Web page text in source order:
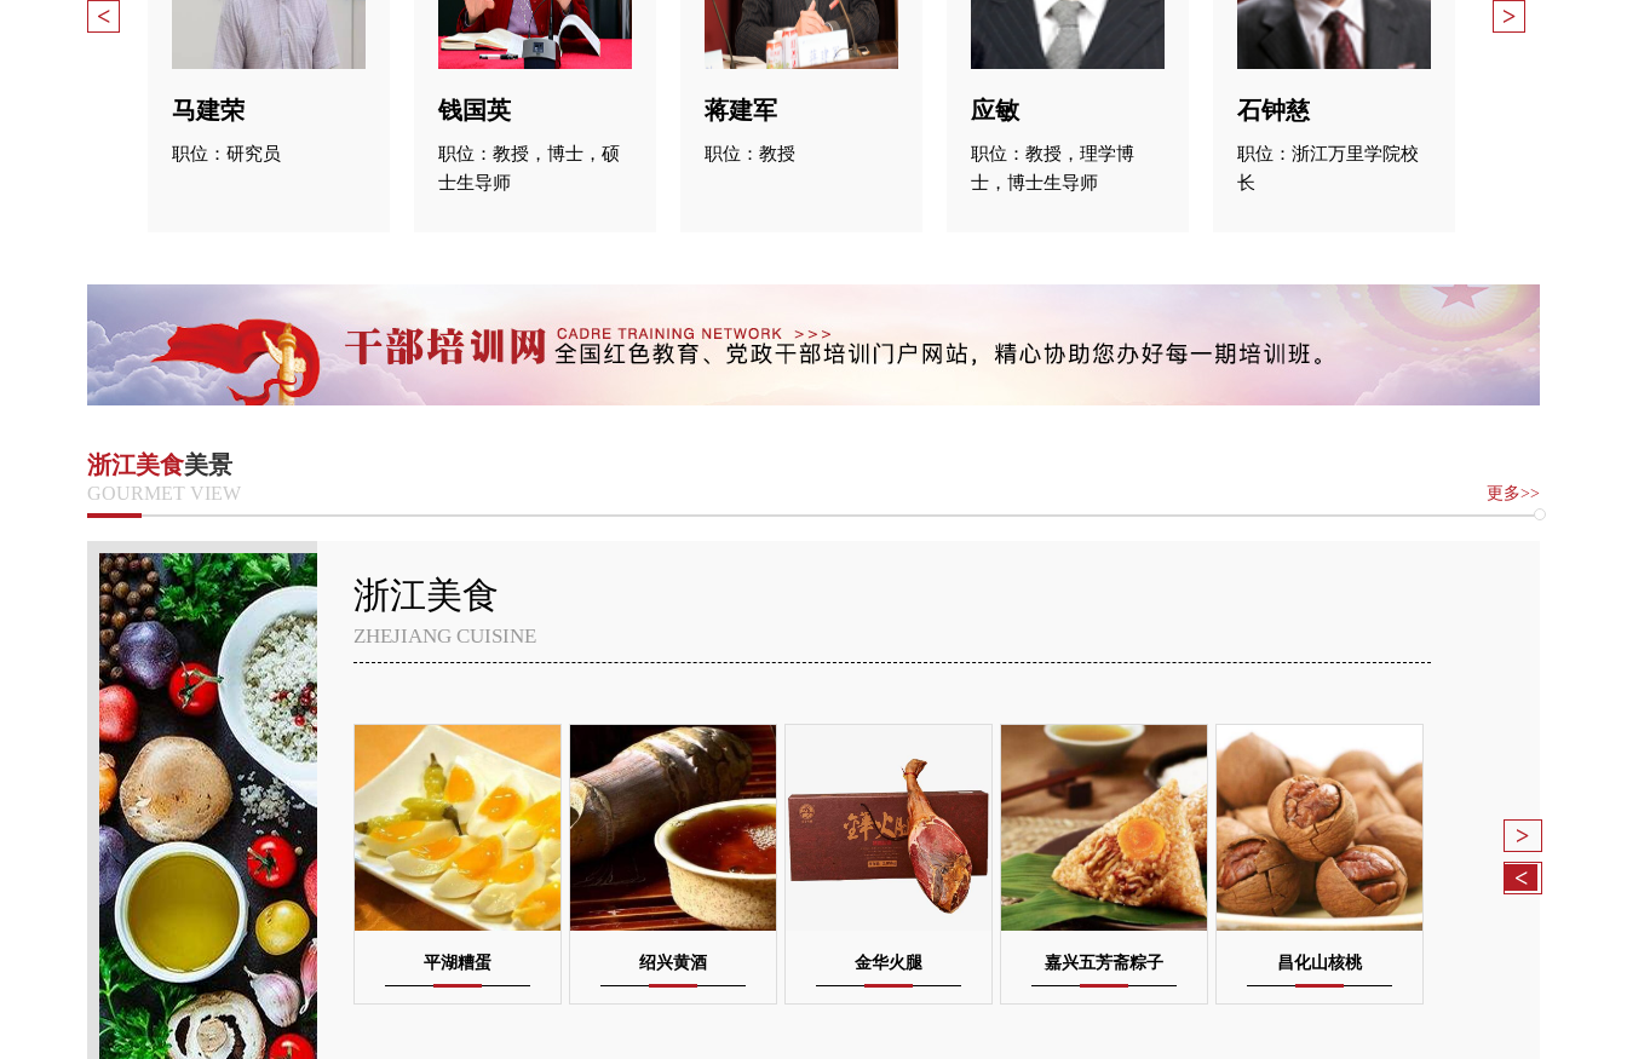
马建荣
职位：研究员
钱国英
职位：教授，博士，硕
士生导师
蒋建军
职位：教授
应敏
职位：教授，理学博
士，博士生导师
石钟慈
职位：浙江万里学院校
长
< >
浙江美食美景
GOURMET VIEW 更多>>
浙江美食
ZHEJIANG CUISINE
平湖糟蛋 绍兴黄酒 金华火腿 嘉兴五芳斋粽子 昌化山核桃
>
<